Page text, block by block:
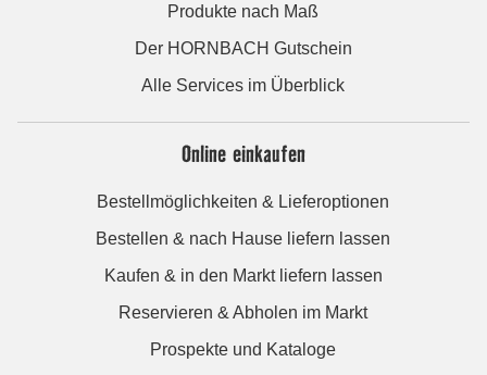
Produkte nach Maß
Der HORNBACH Gutschein
Alle Services im Überblick
Online einkaufen
Bestellmöglichkeiten & Lieferoptionen
Bestellen & nach Hause liefern lassen
Kaufen & in den Markt liefern lassen
Reservieren & Abholen im Markt
Prospekte und Kataloge